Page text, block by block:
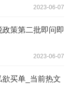
2023-06-07
政策第二批即问即
2023-06-07
买单_当前热文